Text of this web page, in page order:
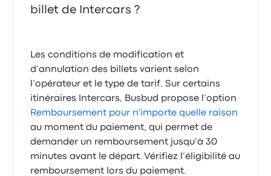
billet de Intercars ?
Les conditions de modification et
d’annulation des billets varient selon
l’opérateur et le type de tarif. Sur certains
itinéraires Intercars, Busbud propose l’option
Remboursement pour n'importe quelle raison
au moment du paiement, qui permet de
demander un remboursement jusqu’à 30
minutes avant le départ. Vérifiez l’éligibilité au
remboursement lors du paiement.